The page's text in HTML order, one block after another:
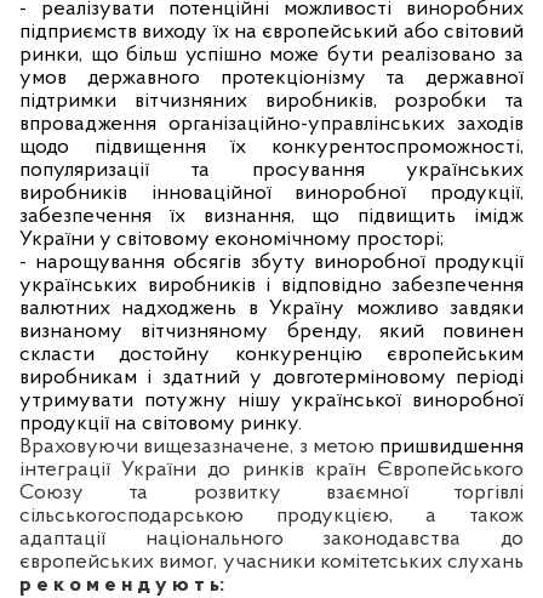
- реалізувати потенційні можливості виноробних
підприємств виходу їх на європейський або світовий
ринки, що більш успішно може бути реалізовано за
умов державного протекціонізму та державної
підтримки вітчизняних виробників, розробки та
впровадження організаційно-управлінських заходів
щодо підвищення їх конкурентоспроможності,
популяризації та просування українських
виробників інноваційної виноробної продукції,
забезпечення їх визнання, що підвищить імідж
України у світовому економічному просторі;
- нарощування обсягів збуту виноробної продукції
українських виробників і відповідно забезпечення
валютних надходжень в Україну можливо завдяки
визнаному вітчизняному бренду, який повинен
скласти достойну конкуренцію європейським
виробникам і здатний у довготерміновому періоді
утримувати потужну нішу української виноробної
продукції на світовому ринку.
Враховуючи вищезазначене, з метою пришвидшення
інтеграції України до ринків країн Європейського
Союзу та розвитку взаємної торгівлі
сільськогосподарською продукцією, а також
адаптації національного законодавства до
європейських вимог, учасники комітетських слухань
р е к о м е н д у ю т ь: